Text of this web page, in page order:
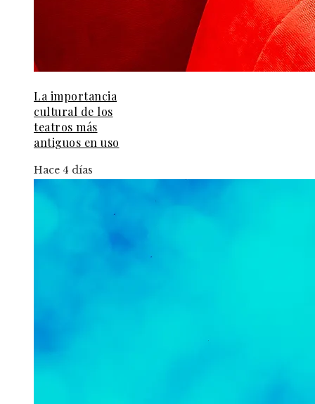
La importancia
cultural de los
teatros más
antiguos en uso
Hace 4 días